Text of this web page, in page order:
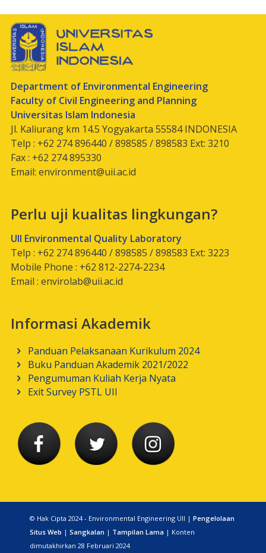
Department of Environmental Engineering
Faculty of Civil Engineering and Planning
Universitas Islam Indonesia
Jl. Kaliurang km 14.5 Yogyakarta 55584 INDONESIA
Telp : +62 274 896440 / 898585 / 898583 Ext: 3210
Fax : +62 274 895330
Email: environment@uii.ac.id
Perlu uji kualitas lingkungan?
UII Environmental Quality Laboratory
Telp : +62 274 896440 / 898585 / 898583 Ext: 3223
Mobile Phone : +62 812-2274-2234
Email : envirolab@uii.ac.id
Informasi Akademik
Panduan Pelaksanaan Kurikulum 2024
Buku Panduan Akademik 2021/2022
Pengumuman Kuliah Kerja Nyata
Exit Survey PSTL UII
© Hak Cipta 2024 - Environmental Engineering UII | Pengelolaan
Situs Web | Sangkalan | Tampilan Lama | Konten
dimutakhirkan 28 Februari 2024